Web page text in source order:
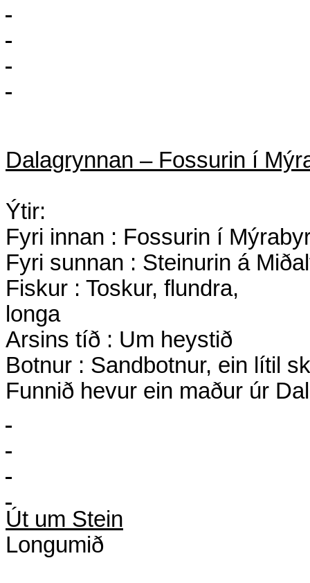
Dalagrynnan – Fossurin í
Ýtir:
Fyri innan : Fossurin í
Fyri sunnan : Steinurin á
Fiskur : Toskur, flundra,
longa
Arsins tíð : Um heystið
Botnur : Sandbotnur, ein lítil
Funnið hevur ein maður úr
Út um Stein
Longumið